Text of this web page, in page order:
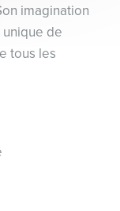
imagination
unique de
tous les